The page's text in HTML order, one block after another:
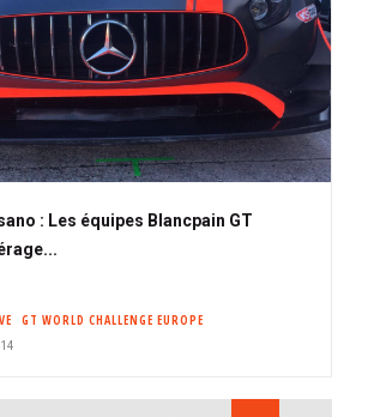
: Les équipes Blancpain GT
GT WORLD CHALLENGE EUROPE